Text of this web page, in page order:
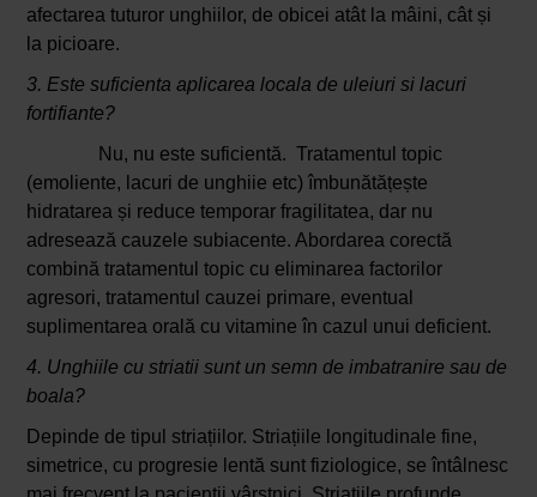
afectarea tuturor unghiilor, de obicei atât la mâini, cât și
la picioare.
3. Este suficienta aplicarea locala de uleiuri si lacuri
fortifiante?
Nu, nu este suficientă. Tratamentul topic
(emoliente, lacuri de unghiie etc) îmbunătățește
hidratarea și reduce temporar fragilitatea, dar nu
adresează cauzele subiacente. Abordarea corectă
combină tratamentul topic cu eliminarea factorilor
agresori, tratamentul cauzei primare, eventual
suplimentarea orală cu vitamine în cazul unui deficient.
4. Unghiile cu striatii sunt un semn de imbatranire sau de
boala?
Depinde de tipul striațiilor. Striațiile longitudinale fine,
simetrice, cu progresie lentă sunt fiziologice, se întâlnesc